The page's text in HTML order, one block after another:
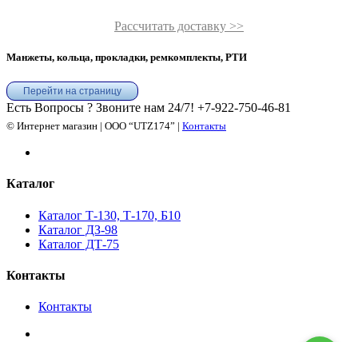
Рассчитать доставку >>
Манжеты, кольца, прокладки, ремкомплекты, РТИ
Перейти на страницу
Есть Вопросы ? Звоните нам 24/7! +7-922-750-46-81
© Интернет магазин | ООО “UTZ174” | Контакты
Каталог
Каталог Т-130, Т-170, Б10
Каталог ДЗ-98
Каталог ДТ-75
Контакты
Контакты